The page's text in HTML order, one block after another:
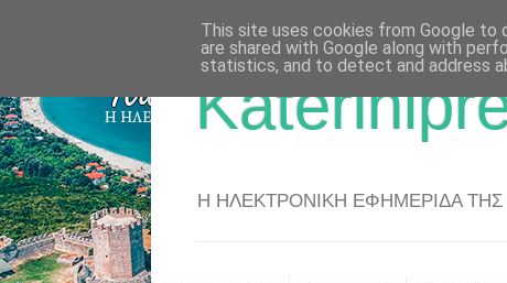
Η ΗΛΕΚΤΡΟΝΙΚΗ ΕΦΗΜΕΡΙΔΑ ΤΗΣ
This site uses cookies from Google to
are shared with Google along with
statistics, and to detect and address